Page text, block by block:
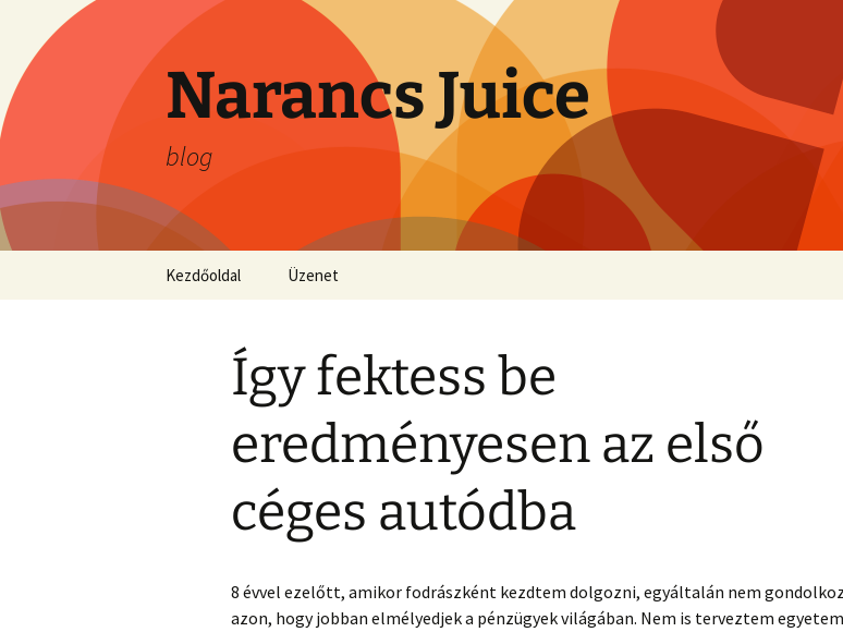
tartalomhoz
Narancs Juice
blog
Kezdőoldal Üzenet
Így fektess be
eredményesen az első
céges autódba
8 évvel ezelőtt, amikor fodrászként kezdtem dolgozni, egyáltalán nem
azon, hogy jobban elmélyedjek a pénzügyek világában. Nem is terveztem